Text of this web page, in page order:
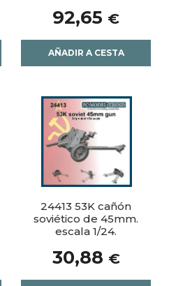
92,65 €
AÑADIR A CESTA
24413 53K cañón
soviético de 45mm.
escala 1/24.
30,88 €